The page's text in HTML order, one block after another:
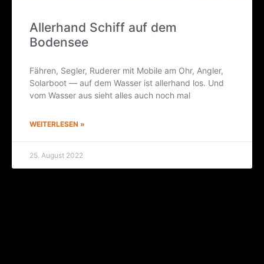
Aller­hand Schiff auf dem
Bodensee
Fäh­ren, Seg­ler, Rude­rer mit Mobi­le am Ohr, Ang­ler,
Solar­boot — auf dem Was­ser ist aller­hand los. Und
vom Was­ser aus sieht alles auch noch mal
WEITERLESEN »
25. August 2022